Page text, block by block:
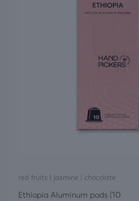
red fruits | jasmine | chocolate
Ethiopia Aluminum pods (10